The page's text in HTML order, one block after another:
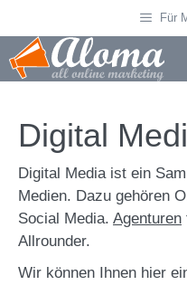
Inhalt
springen
Für
Digital
Digital Media ist ein
Medien. Dazu gehören
Social Media. Agenturen
Allrounder.
Wir können Ihnen hier